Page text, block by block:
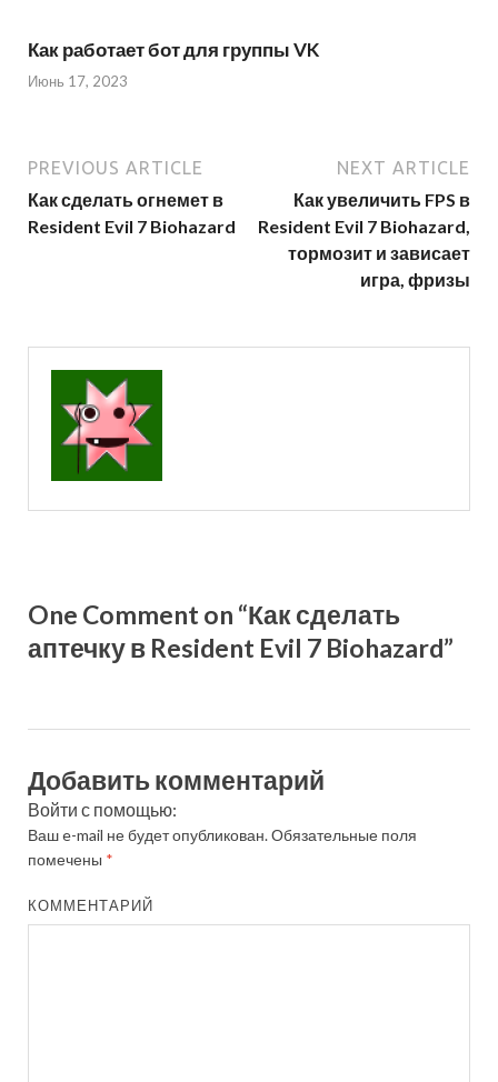
Как работает бот для группы VK
Июнь 17, 2023
PREVIOUS ARTICLE
Как сделать огнемет в
Resident Evil 7 Biohazard
NEXT ARTICLE
Как увеличить FPS в
Resident Evil 7 Biohazard,
тормозит и зависает
игра, фризы
One Comment on “Как сделать
аптечку в Resident Evil 7 Biohazard”
Добавить комментарий
Войти с помощью:
Ваш e-mail не будет опубликован.Обязательные поля
помечены *
КОММЕНТАРИЙ